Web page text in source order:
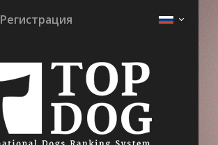
Регистрация